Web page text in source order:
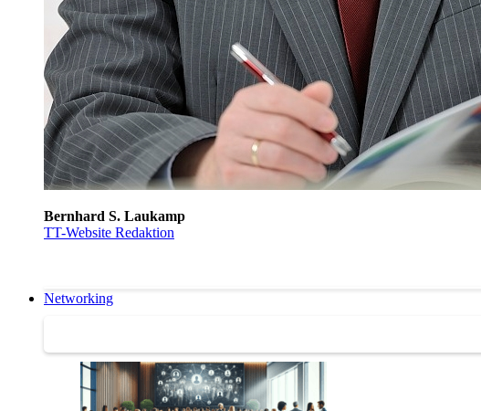
Bernhard S. Laukamp
TT-Website Redaktion
Networking